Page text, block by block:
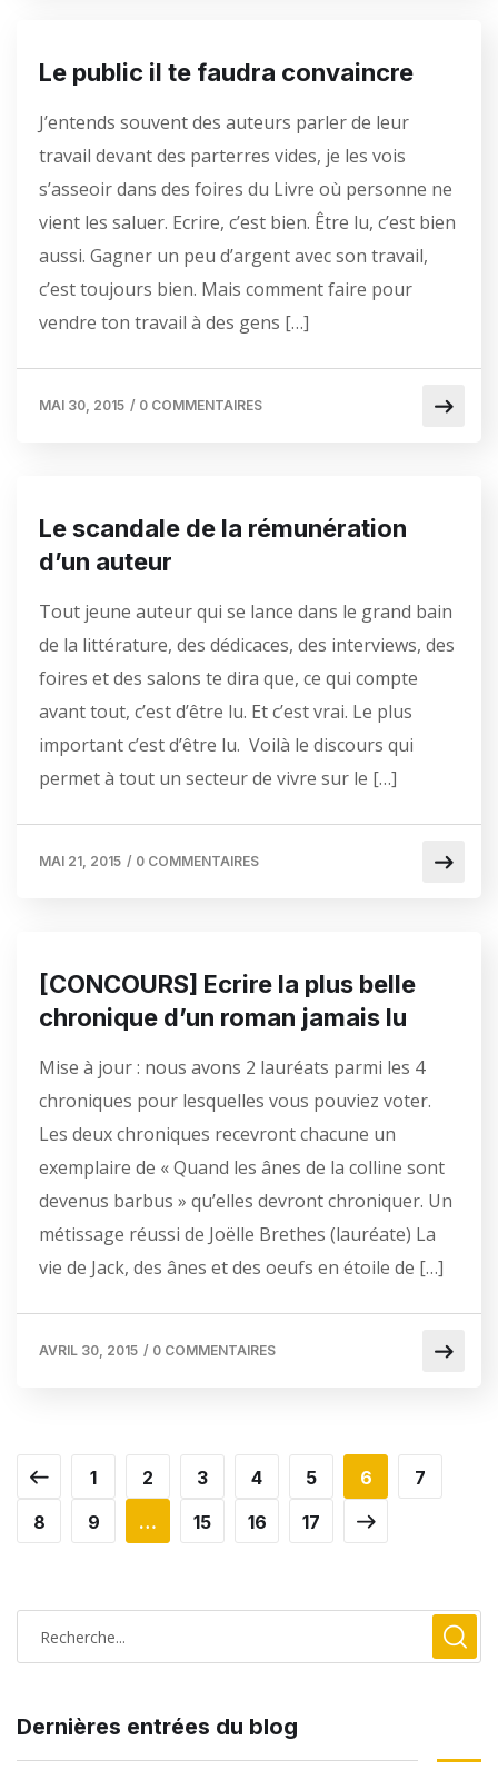
Le public il te faudra convaincre
J’entends souvent des auteurs parler de leur
travail devant des parterres vides, je les vois
s’asseoir dans des foires du Livre où personne ne
vient les saluer. Ecrire, c’est bien. Être lu, c’est bien
aussi. Gagner un peu d’argent avec son travail,
c’est toujours bien. Mais comment faire pour
vendre ton travail à des gens […]
MAI 30, 2015 / 0 COMMENTAIRES
Le scandale de la rémunération
d’un auteur
Tout jeune auteur qui se lance dans le grand bain
de la littérature, des dédicaces, des interviews, des
foires et des salons te dira que, ce qui compte
avant tout, c’est d’être lu. Et c’est vrai. Le plus
important c’est d’être lu. Voilà le discours qui
permet à tout un secteur de vivre sur le […]
MAI 21, 2015 / 0 COMMENTAIRES
[CONCOURS] Ecrire la plus belle
chronique d’un roman jamais lu
Mise à jour : nous avons 2 lauréats parmi les 4
chroniques pour lesquelles vous pouviez voter.
Les deux chroniques recevront chacune un
exemplaire de « Quand les ânes de la colline sont
devenus barbus » qu’elles devront chroniquer. Un
métissage réussi de Joëlle Brethes (lauréate) La
vie de Jack, des ânes et des oeufs en étoile de […]
AVRIL 30, 2015 / 0 COMMENTAIRES
1 2 3 4 5 6
7
8
9 … 15 16 17
Dernières entrées du blog